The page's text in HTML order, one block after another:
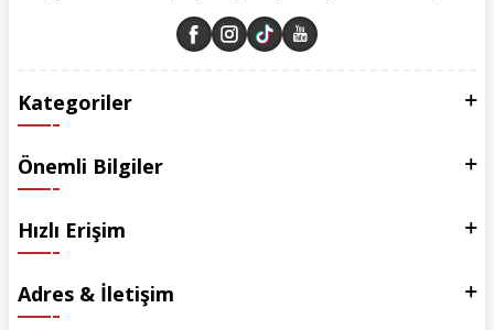
Kategoriler
Önemli Bilgiler
Hızlı Erişim
Adres & İletişim